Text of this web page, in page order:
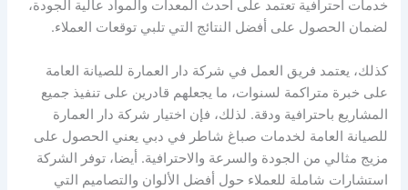
خدمات احترافية تعتمد على أحدث المعدات والمواد عالية الجودة،
لضمان الحصول على أفضل النتائج التي تلبي توقعات العملاء.
كذلك، يعتمد فريق العمل في شركة دار العمارة للصيانة العامة
على خبرة متراكمة لسنوات، ما يجعلهم قادرين على تنفيذ جميع
المشاريع باحترافية ودقة. لذلك، فإن اختيار شركة دار العمارة
للصيانة العامة لخدمات صباغ شاطر في دبي يعني الحصول على
مزيج مثالي من الجودة والسرعة والاحترافية. أيضا، توفر الشركة
استشارات شاملة للعملاء حول أفضل الألوان والتصاميم التي